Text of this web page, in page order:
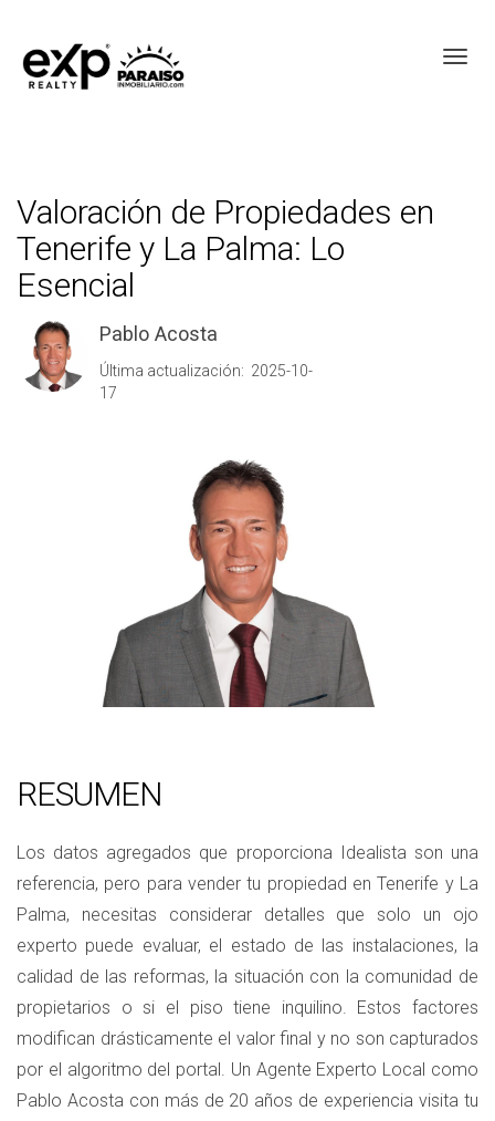
Valoración de Propiedades en
Tenerife y La Palma: Lo
Esencial
Pablo Acosta
Última actualización: 2025-10-
17
RESUMEN
Los datos agregados que proporciona Idealista son una
referencia, pero para vender tu propiedad en Tenerife y La
Palma, necesitas considerar detalles que solo un ojo
experto puede evaluar, el estado de las instalaciones, la
calidad de las reformas, la situación con la comunidad de
propietarios o si el piso tiene inquilino. Estos factores
modifican drásticamente el valor final y no son capturados
por el algoritmo del portal. Un Agente Experto Local como
Pablo Acosta con más de 20 años de experiencia visita tu